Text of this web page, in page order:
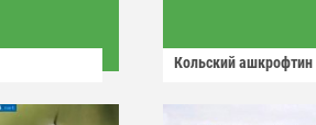
Кольский ашкрофтин